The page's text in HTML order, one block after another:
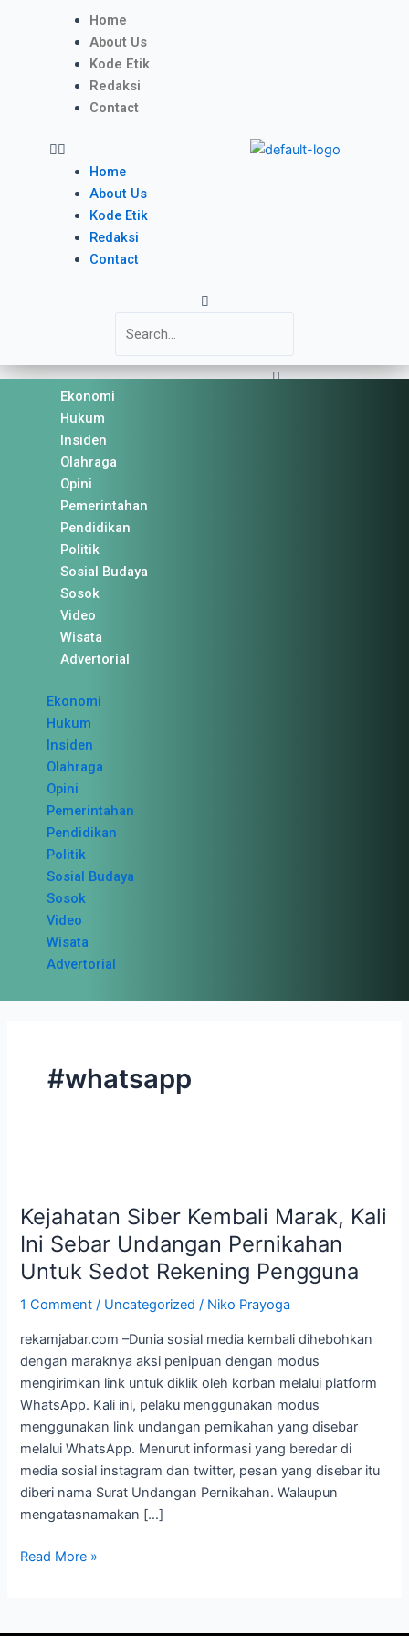
Home
About Us
Kode Etik
Redaksi
Contact
Menu
Home
About Us
Kode Etik
Redaksi
Contact
Search
Close
Ekonomi
Hukum
Insiden
Olahraga
Opini
Pemerintahan
Pendidikan
Politik
Sosial Budaya
Sosok
Video
Wisata
Advertorial
Ekonomi
Hukum
Insiden
Olahraga
Opini
Pemerintahan
Pendidikan
Politik
Sosial Budaya
Sosok
Video
Wisata
Advertorial
#whatsapp
Kejahatan Siber Kembali Marak, Kali
Ini Sebar Undangan Pernikahan
Untuk Sedot Rekening Pengguna
1 Comment / Uncategorized / Niko Prayoga
rekamjabar.com –Dunia sosial media kembali dihebohkan
dengan maraknya aksi penipuan dengan modus
mengirimkan link untuk diklik oleh korban melalui platform
WhatsApp. Kali ini, pelaku menggunakan modus
menggunakan link undangan pernikahan yang disebar
melalui WhatsApp. Menurut informasi yang beredar di
media sosial instagram dan twitter, pesan yang disebar itu
diberi nama Surat Undangan Pernikahan. Walaupun
mengatasnamakan […]
Kembali
Marak,
Kali
Ini
Sebar
Pernikahan
Untuk
Sedot
Rekening
Pengguna
Read More »